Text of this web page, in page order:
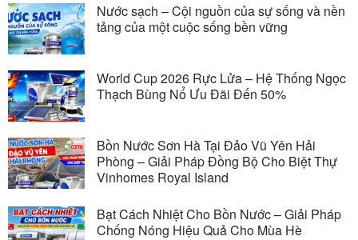
Nước sạch – Cội nguồn của sự sống và nền
tảng của một cuộc sống bền vững
World Cup 2026 Rực Lửa – Hệ Thống Ngọc
Thạch Bùng Nổ Ưu Đãi Đến 50%
Bồn Nước Sơn Hà Tại Đảo Vũ Yên Hải
Phòng – Giải Pháp Đồng Bộ Cho Biệt Thự
Vinhomes Royal Island
Bạt Cách Nhiệt Cho Bồn Nước – Giải Pháp
Chống Nóng Hiệu Quả Cho Mùa Hè